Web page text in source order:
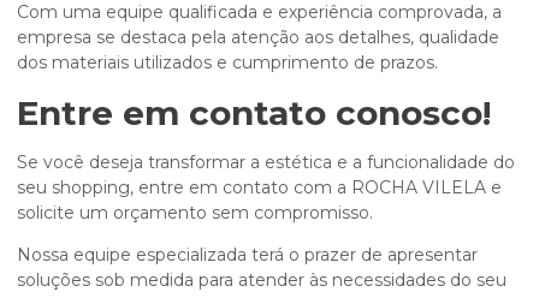
Com uma equipe qualificada e experiência comprovada, a
empresa se destaca pela atenção aos detalhes, qualidade
dos materiais utilizados e cumprimento de prazos.
Entre em contato conosco!
Se você deseja transformar a estética e a funcionalidade do
seu shopping, entre em contato com a ROCHA VILELA e
solicite um orçamento sem compromisso.
Nossa equipe especializada terá o prazer de apresentar
soluções sob medida para atender às necessidades do seu